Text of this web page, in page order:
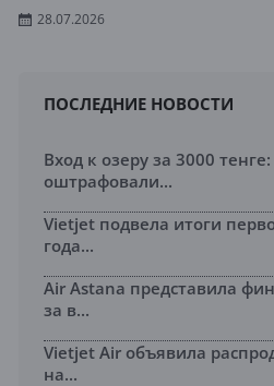
28.07.2026
ПОСЛЕДНИЕ НОВОСТИ
Вход к озеру за 3000
оштрафовали...
Vietjet подвела итоги
года...
Air Astana представила
за в...
Vietjet Air объявила
на...